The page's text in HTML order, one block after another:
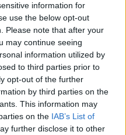
information for
use the below opt-out
Please note that after your
may continue seeing
information utilized by
to third parties prior to
opt-out of the further
by third parties on the
This information may
on the IAB’s List of
further disclose it to other